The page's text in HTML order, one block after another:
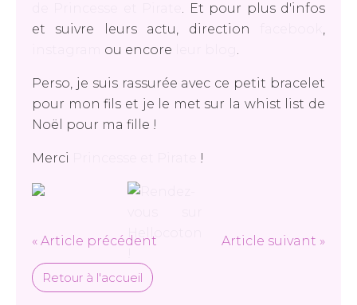
. Et pour plus d'infos
et suivre leurs actu, direction
,
ou encore .
Perso, je suis rassurée avec ce petit bracelet
pour mon fils et je le met sur la whist list de
Noël pour ma fille !
Merci !
« Article précédent Article suivant »
Retour à l'accueil